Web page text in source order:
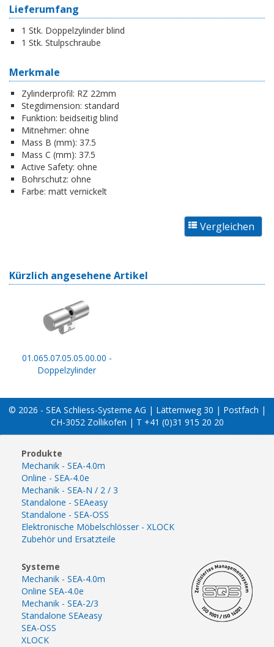
Lieferumfang
1 Stk. Doppelzylinder blind
1 Stk. Stulpschraube
Merkmale
Zylinderprofil: RZ 22mm
Stegdimension: standard
Funktion: beidseitig blind
Mitnehmer: ohne
Mass B (mm): 37.5
Mass C (mm): 37.5
Active Safety: ohne
Bohrschutz: ohne
Farbe: matt vernickelt
Kürzlich angesehene Artikel
01.065.07.05.05.00.00 -
Doppelzylinder
© 2026 - SEA Schliess-Systeme AG | Lätternweg 30 | Postfach |
CH-3052 Zollikofen | T +41 (0)31 915 20 20
Produkte
Mechanik - SEA-4.0m
Online - SEA-4.0e
Mechanik - SEA-N / 2 / 3
Standalone - SEAeasy
Standalone - SEA-OSS
Elektronische Möbelschlösser - XLOCK
Zubehör und Ersatzteile
Systeme
Mechanik - SEA-4.0m
Online SEA-4.0e
Mechanik - SEA-2/3
Standalone SEAeasy
SEA-OSS
XLOCK